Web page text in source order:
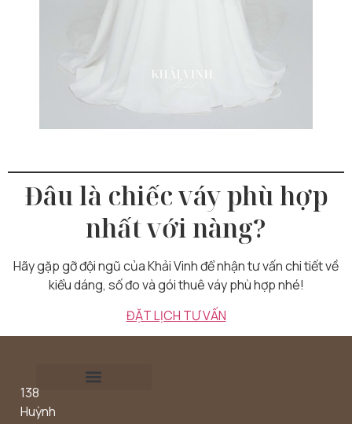
Đâu là chiếc váy phù hợp
nhất với nàng?
Hãy gặp gỡ đội ngũ của Khải Vinh để nhận tư vấn chi tiết về
kiểu dáng, số đo và gói thuê váy phù hợp nhé!
ĐẶT LỊCH TƯ VẤN
138
Huỳnh